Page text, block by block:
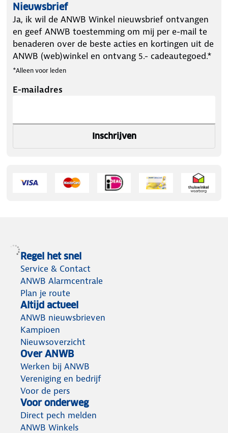
Nieuwsbrief
Ja, ik wil de ANWB Winkel nieuwsbrief ontvangen
en geef ANWB toestemming om mij per e-mail te
benaderen over de beste acties en kortingen uit de
ANWB (web)winkel en ontvang 5.- cadeautegoed.*
*Alleen voor leden
E-mailadres
Inschrijven
Regel het snel
Service & Contact
ANWB Alarmcentrale
Plan je route
Altijd actueel
ANWB nieuwsbrieven
Kampioen
Nieuwsoverzicht
Over ANWB
Werken bij ANWB
Vereniging en bedrijf
Voor de pers
Voor onderweg
Direct pech melden
ANWB Winkels